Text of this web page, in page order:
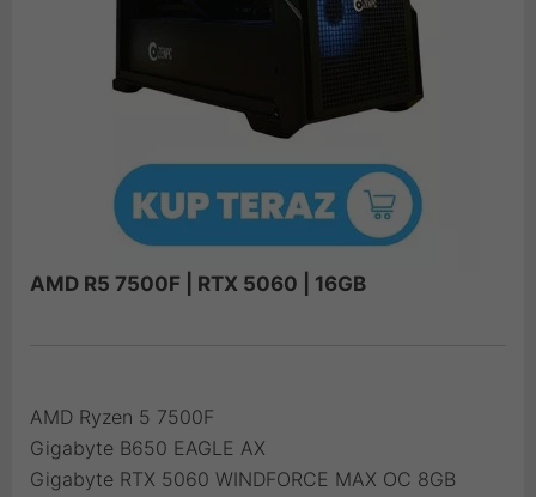
AMD R5 7500F | RTX 5060 | 16GB
AMD Ryzen 5 7500F
Gigabyte B650 EAGLE AX
Gigabyte RTX 5060 WINDFORCE MAX OC 8GB